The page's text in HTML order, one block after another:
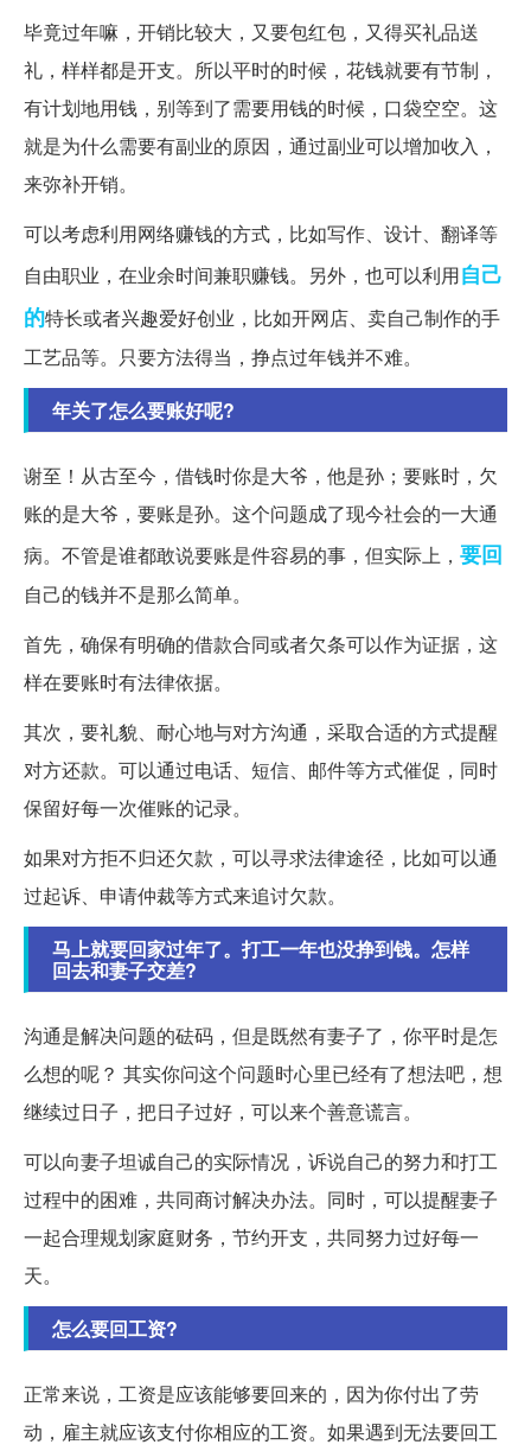
毕竟过年嘛，开销比较大，又要包红包，又得买礼品送
礼，样样都是开支。所以平时的时候，花钱就要有节制，
有计划地用钱，别等到了需要用钱的时候，口袋空空。这
就是为什么需要有副业的原因，通过副业可以增加收入，
来弥补开销。
可以考虑利用网络赚钱的方式，比如写作、设计、翻译等
自由职业，在业余时间兼职赚钱。另外，也可以利用自己
的特长或者兴趣爱好创业，比如开网店、卖自己制作的手
工艺品等。只要方法得当，挣点过年钱并不难。
年关了怎么要账好呢?
谢至！从古至今，借钱时你是大爷，他是孙；要账时，欠
账的是大爷，要账是孙。这个问题成了现今社会的一大通
病。不管是谁都敢说要账是件容易的事，但实际上， 要回
自己的钱并不是那么简单。
首先，确保有明确的借款合同或者欠条可以作为证据，这
样在要账时有法律依据。
其次，要礼貌、耐心地与对方沟通，采取合适的方式提醒
对方还款。可以通过电话、短信、邮件等方式催促，同时
保留好每一次催账的记录。
如果对方拒不归还欠款，可以寻求法律途径，比如可以通
过起诉、申请仲裁等方式来追讨欠款。
马上就要回家过年了。打工一年也没挣到钱。怎样
回去和妻子交差?
沟通是解决问题的砝码，但是既然有妻子了，你平时是怎
么想的呢？ 其实你问这个问题时心里已经有了想法吧，想
继续过日子，把日子过好，可以来个善意谎言。
可以向妻子坦诚自己的实际情况，诉说自己的努力和打工
过程中的困难，共同商讨解决办法。同时，可以提醒妻子
一起合理规划家庭财务，节约开支，共同努力过好每一
天。
怎么要回工资?
正常来说，工资是应该能够要回来的，因为你付出了劳
动，雇主就应该支付你相应的工资。如果遇到无法要回工